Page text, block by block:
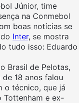
Júnior, time
na Conmebol
boas notícias se
Inter, se mostra
tudo isso: Eduardo
Brasil de Pelotas,
18 anos falou
o técnico, que já
Tottenham e ex-